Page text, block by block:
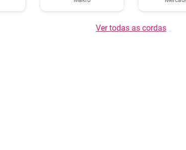
Ver todas as cordas